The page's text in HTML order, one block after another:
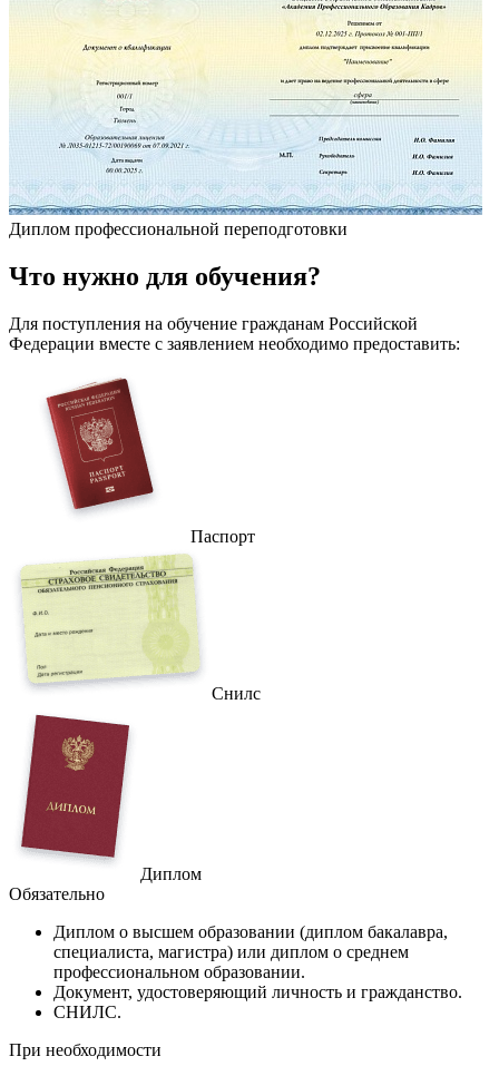
Диплом профессиональной переподготовки
Что нужно для обучения?
Для поступления на обучение гражданам Российской
Федерации вместе с заявлением необходимо предоставить:
Паспорт
Снилс
Диплом
Обязательно
Диплом о высшем образовании (диплом бакалавра,
специалиста, магистра) или диплом о среднем
профессиональном образовании.
Документ, удостоверяющий личность и гражданство.
СНИЛС.
При необходимости